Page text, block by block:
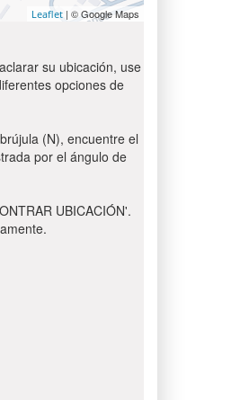
Leaflet | © Google Maps
su ubicación, use
opciones de
(N), encuentre el
por el ángulo de
UBICACIÓN'.